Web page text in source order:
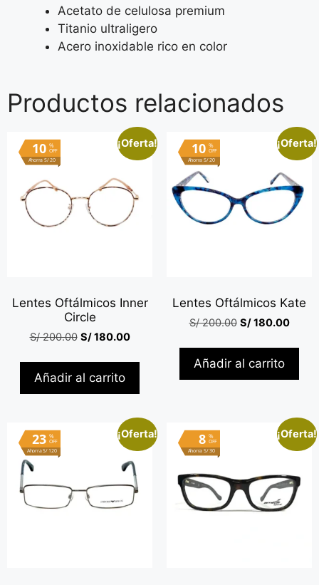
Acetato de celulosa premium
Titanio ultraligero
Acero inoxidable rico en color
Productos relacionados
¡Oferta!
%
OFF
10
Ahorra S/ 20
Lentes Oftálmicos Inner
Circle
S/200.00 S/180.00
Añadir al carrito
¡Oferta!
%
OFF
10
Ahorra S/ 20
Lentes Oftálmicos Kate
S/200.00 S/180.00
Añadir al carrito
¡Oferta!
%
OFF
23
Ahorra S/ 120
¡Oferta!
%
OFF
8
Ahorra S/ 30